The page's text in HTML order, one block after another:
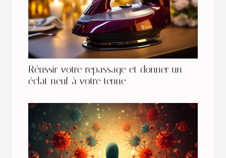
Réussir votre repassage et donner un
éclat neuf à votre tenue